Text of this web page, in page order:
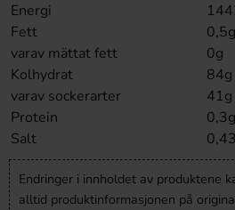
Energi
Fett
0,5g
varav mättat fett
0g
Kolhydrat
84g
varav sockerarter
41g
Protein
0,3g
Salt
Endringer i innholdet av produktene
alltid produktinformasjonen på